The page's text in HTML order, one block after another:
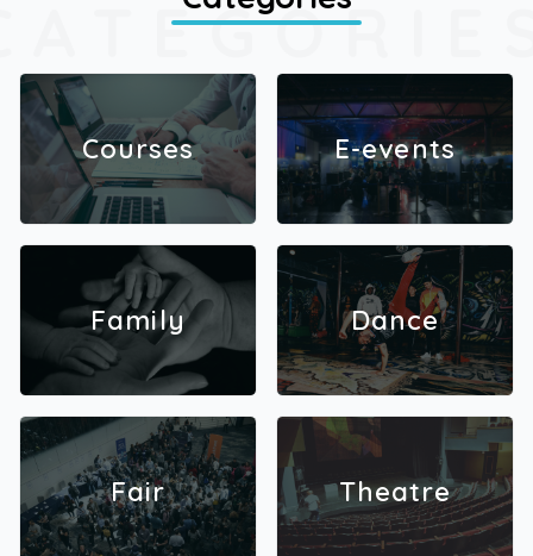
Courses E-events
Family Dance
Fair Theatre